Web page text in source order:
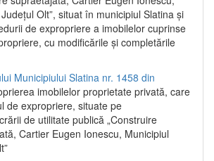
Olt”, situat în municipiul Slatina şi
de expropriere a imobilelor cuprinse
cu modificările şi completările
Municipiului Slatina nr. 1458 din
imobilelor proprietate privată, care
de expropriere, situate pe
de utilitate publică „Construire
Cartier Eugen Ionescu, Municipiul